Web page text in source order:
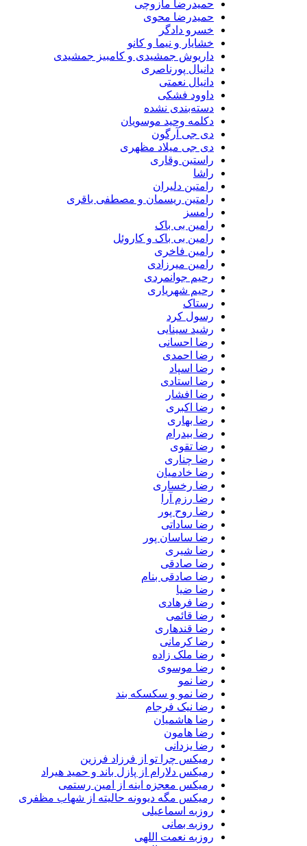
حمیدرضا مازوچی
حمیدرضا محوی
خسرو دادگر
خشایار و نیما و کانو
داریوش جمشیدی و کامبیز جمشیدی
دانیال پورناصری
دانیال نعمتی
داوود فشکی
دسته‌بندی نشده
دکلمه وحید موسویان
دی جی آرگون
دی جی میلاد مظهری
راستین وقاری
رامتین دلیران
رامتین ریسمان و مصطفی باقری
رامین بی باک
رامین بی باک و کاروئل
رامین فاخری
رامین میرزادی
رحیم جوانمردی
رحیم شهریاری
رستاک
رسول کرد
رشید سینایی
رضا احسانی
رضا احمدی
رضا اسپاد
رضا استادی
رضا افشار
رضا اکبری
رضا بهاری
رضا بیدرام
رضا تقوی
رضا چناری
رضا خادمیان
رضا رخساری
رضا رزم آرا
رضا روح پور
رضا ساداتی
رضا ساسان پور
رضا شیری
رضا صادقی
رضا صادقی بنام
رضا ضیا
رضا فرهادی
رضا قائمی
رضا قندهاری
رضا کرمانی
رضا ملک زاده
رضا موسوی
رضا نمو
رضا نمو و سکسکه بند
رضا نیک فرجام
رضا هاشمیان
رضا هامون
رضا یزدانی
رمیکس چرا تو از فرزاد فرزین
رمیکس دلارام از پازل باند و حمید هیراد
رمیکس معجزه اینه از امین رستمی
رمیکس مگه دیوونه حالیته از شهاب مظفری
روزبه اسماعیلی
روزبه بمانی
روزبه نعمت اللهی